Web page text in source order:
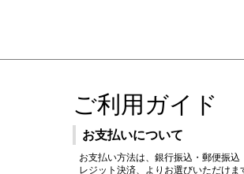
ご利用ガイド
お支払いについて
お支払い方法は、銀行振込・郵便振込
レジット決済、よりお選びいただけま